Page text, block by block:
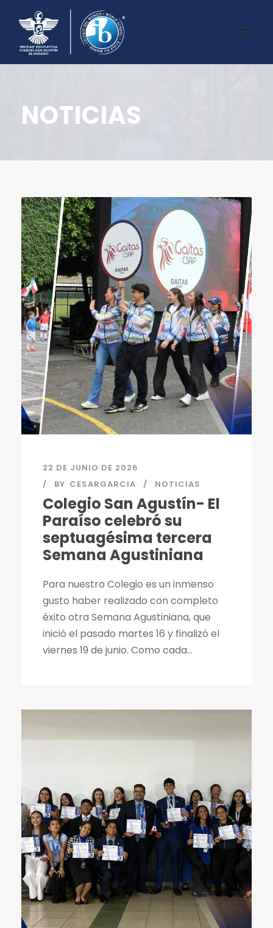
NOTICIAS
22 DE JUNIO DE 2026
BY CESARGARCIA NOTICIAS
Colegio San Agustín- El
Paraíso celebró su
septuagésima tercera
Semana Agustiniana
Para nuestro Colegio es un inmenso
gusto haber realizado con completo
éxito otra Semana Agustiniana, que
inició el pasado martes 16 y finalizó el
viernes 19 de junio. Como cada...